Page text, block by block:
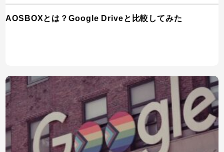
AOSBOXとは？Google Driveと比較してみた